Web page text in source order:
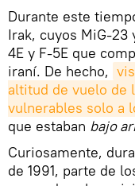
Durante este
Irak, cuyos MiG-
4E y F-5E que
iraní. De hecho,
altitud de vuelo de
vulnerables solo a
que estaban bajo
Curiosamente,
de 1991, parte de